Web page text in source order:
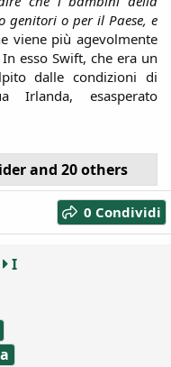
genitori o per il Paese, e
viene più agevolmente
esso Swift, che era un
dalle condizioni di
esasperato
and 20 others
0 Condividi
I